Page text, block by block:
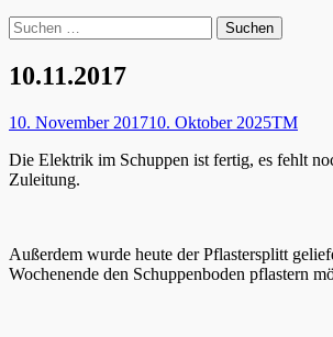
Suchen
Suche
nach:
10.11.2017
Posted
10. November 201710. Oktober 2025Autor
TM
Die Elektrik im Schuppen ist fertig, es fehlt
Zuleitung.
Außerdem wurde heute der Pflastersplitt
Wochenende den Schuppenboden pflastern